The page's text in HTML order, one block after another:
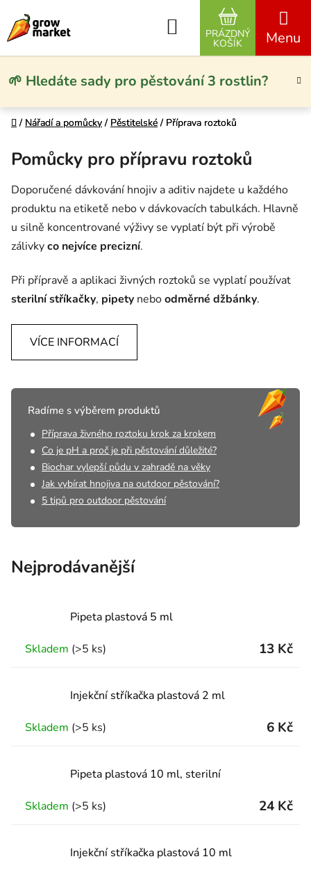
🌱 Hledáte sady pro pěstování 3 rostlin?
Hledat
NÁKUPNÍ
PRÁZDNÝ
KOŠÍK
Domů
/ Nářadí a pomůcky / Pěstitelské / Příprava roztoků
Nejprodávanější
Pipeta plastová 5 ml
Skladem (>5 ks) 13 Kč
Injekční stříkačka plastová 2 ml
Skladem (>5 ks) 6 Kč
Pipeta plastová 10 ml, sterilní
Skladem (>5 ks) 24 Kč
Injekční stříkačka plastová 10 ml
Domů
/ Nářadí a pomůcky / Pěstitelské / Příprava roztoků
Pomůcky pro přípravu roztoků
Doporučené dávkování hnojiv a aditiv najdete u každého
produktu na etiketě nebo v dávkovacích tabulkách. Hlavně
u silně koncentrované výživy se vyplatí být při výrobě
zálivkyco nejvíce precizní.
Při přípravě a aplikaci živných roztoků se vyplatí používat
sterilní stříkačky, pipety neboodměrné džbánky.
VÍCE INFORMACÍ
Radíme s výběrem produktů
Příprava živného roztoku krok za krokem
Co je pH a proč je při pěstování důležité?
Biochar vylepší půdu v zahradě na věky
Jak vybírat hnojiva na outdoor pěstování?
5 tipů pro outdoor pěstování